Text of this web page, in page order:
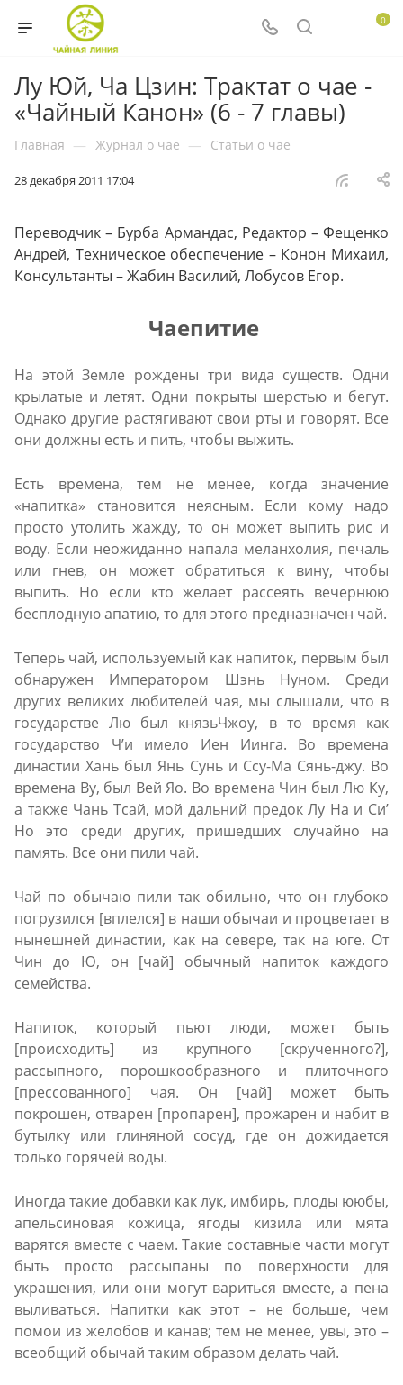
0
Лу Юй, Ча Цзин: Трактат о чае -
«Чайный Канон» (6 - 7 главы)
Главная — Журнал о чае — Статьи о чае
28 декабря 2011 17:04
Переводчик – Бурба Армандас, Редактор – Фещенко
Андрей, Техническое обеспечение – Конон Михаил,
Консультанты – Жабин Василий, Лобусов Егор.
Чаепитие
На этой Земле рождены три вида существ. Одни
крылатые и летят. Одни покрыты шерстью и бегут.
Однако другие растягивают свои рты и говорят. Все
они должны есть и пить, чтобы выжить.
Есть времена, тем не менее, когда значение
«напитка» становится неясным. Если кому надо
просто утолить жажду, то он может выпить рис и
воду. Если неожиданно напала меланхолия, печаль
или гнев, он может обратиться к вину, чтобы
выпить. Но если кто желает рассеять вечернюю
бесплодную апатию, то для этого предназначен чай.
Теперь чай, используемый как напиток, первым был
обнаружен Императором Шэнь Нуном. Среди
других великих любителей чая, мы слышали, что в
государстве Лю был князьЧжоу, в то время как
государство Ч’и имело Иен Иинга. Во времена
династии Хань был Янь Сунь и Ссу-Mа Сянь-джу. Во
времена Ву, был Вей Яо. Во времена Чин был Лю Ку,
а также Чань Тсай, мой дальний предок Лу На и Си’
Но это среди других, пришедших случайно на
память. Все они пили чай.
Чай по обычаю пили так обильно, что он глубоко
погрузился [вплелся] в наши обычаи и процветает в
нынешней династии, как на севере, так на юге. От
Чин до Ю, он [чай] обычный напиток каждого
семейства.
Напиток, который пьют люди, может быть
[происходить] из крупного [скрученного?],
рассыпного, порошкообразного и плиточного
[прессованного] чая. Он [чай] может быть
покрошен, отварен [пропарен], прожарен и набит в
бутылку или глиняной сосуд, где он дожидается
только горячей воды.
Иногда такие добавки как лук, имбирь, плоды ююбы,
апельсиновая кожица, ягоды кизила или мята
варятся вместе с чаем. Такие составные части могут
быть просто рассыпаны по поверхности для
украшения, или они могут вариться вместе, а пена
выливаться. Напитки как этот – не больше, чем
помои из желобов и канав; тем не менее, увы, это –
всеобщий обычай таким образом делать чай.